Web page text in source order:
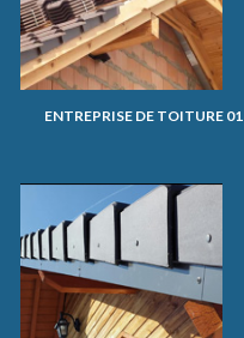
ENTREPRISE DE TOITURE 01